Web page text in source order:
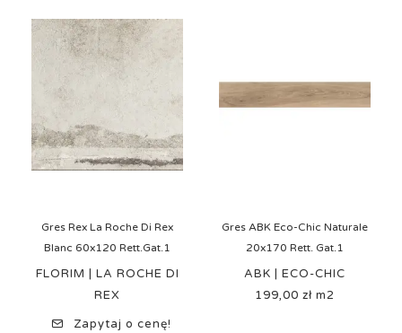
Gres Rex La Roche Di Rex
Blanc 60x120 Rett.Gat.1
FLORIM | LA ROCHE DI
REX
Zapytaj o cenę!
Gres ABK Eco-Chic Naturale
20x170 Rett. Gat.1
ABK | ECO-CHIC
Cena
199,00 zł m2